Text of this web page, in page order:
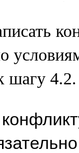
шагу 4.2.